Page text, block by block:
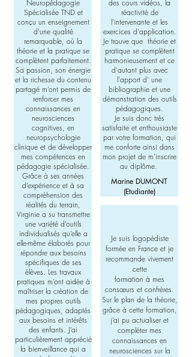
Neuropédagogie
Spécialisée TND et
conçu un enseignement
d’une qualité
remarquable, où la
théorie et la pratique se
complètent parfaitement.
Sa passion, son énergie
et la richesse du contenu
partagé m’ont permis de
renforcer mes
connaissances en
neurosciences
cognitives, en
neuropsychologie
clinique et de développer
mes compétences en
pédagogie spécialisée.
Grâce à ses années
d’expérience et à sa
compréhension des
réalités du terrain,
Virginie a su transmettre
une variété d’outils
individualisés qu’elle a
elle-même élaborés pour
répondre aux besoins
spécifiques de ses
élèves. Les travaux
pratiques m’ont aidée à
maîtriser la création de
mes propres outils
pédagogiques, adaptés
aux besoins et intérêts
des enfants. J’ai
particulièrement apprécié
la bienveillance qui a
des cours vidéos, la
réactivité de
l'intervenante et les
exercices d'application.
Je trouve que théorie et
pratique se complètent
harmonieusement et ce
d'autant plus avec
l'apport d' une
bibliographie et une
démonstration des outils
pédagogiques.
Je suis donc très
satisfaite et enthousiaste
par votre formation, qui
me conforte ainsi dans
mon projet de m'inscrire
au diplôme.
Marine DUMONT
(Etudiante)
Je suis logopédiste
formée en France et je
recommande vivement
cette
formation à mes
consœurs et confrères.
Sur le plan de la théorie,
grâce à cette formation,
j’ai pu actualiser et
compléter mes
connaissances en
neurosciences sur la